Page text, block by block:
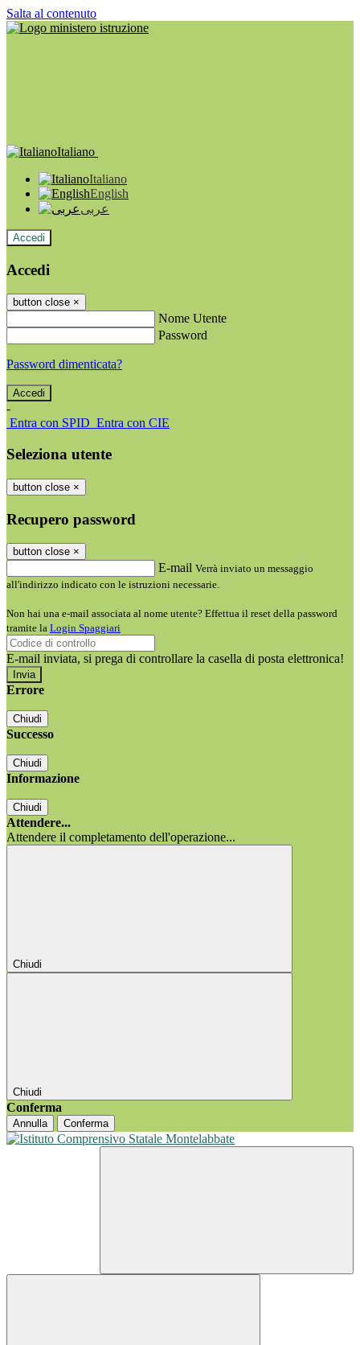
Salta al contenuto
Italiano
Italiano
English
عربى
Accedi
Accedi
button close ×
Nome Utente
Password
Password dimenticata?
-
Entra con SPID Entra con CIE
Seleziona utente
button close ×
Recupero password
button close ×
E-mail Verrà inviato un messaggio
all'indirizzo indicato con le istruzioni necessarie.
Non hai una e-mail associata al nome utente? Effettua il reset della password
tramite la Login Spaggiari
E-mail inviata, si prega di controllare la casella di posta elettronica!
Errore
Chiudi
Successo
Chiudi
Informazione
Chiudi
Attendere...
Attendere il completamento dell'operazione...
Chiudi
Chiudi
Conferma
Annulla Conferma